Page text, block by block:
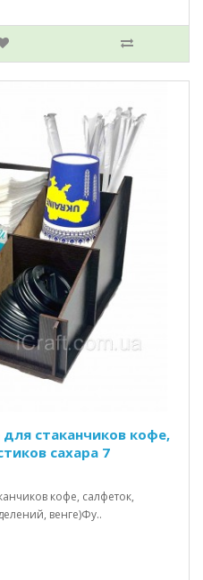
стаканчиков кофе,
сахара 7
кофе, салфеток,
венге)Фу..